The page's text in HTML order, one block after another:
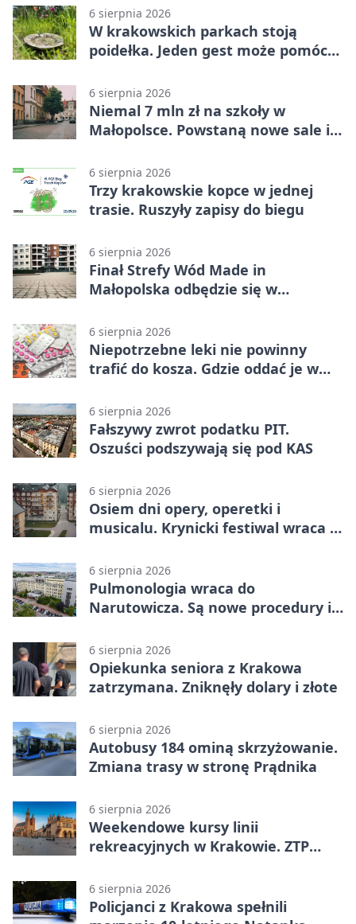
6 sierpnia 2026
W krakowskich parkach stoją
poidełka. Jeden gest może pomóc
6 sierpnia 2026
Niemal 7 mln zł na szkoły w
Małopolsce. Powstaną nowe sale i
6 sierpnia 2026
Trzy krakowskie kopce w jednej
trasie. Ruszyły zapisy do biegu
6 sierpnia 2026
Finał Strefy Wód Made in
Małopolska odbędzie się w
6 sierpnia 2026
Niepotrzebne leki nie powinny
trafić do kosza. Gdzie oddać je w
6 sierpnia 2026
Fałszywy zwrot podatku PIT.
Oszuści podszywają się pod KAS
6 sierpnia 2026
Osiem dni opery, operetki i
musicalu. Krynicki festiwal wraca z
6 sierpnia 2026
Pulmonologia wraca do
Narutowicza. Są nowe procedury i
6 sierpnia 2026
Opiekunka seniora z Krakowa
zatrzymana. Zniknęły dolary i złote
6 sierpnia 2026
Autobusy 184 ominą skrzyżowanie.
Zmiana trasy w stronę Prądnika
6 sierpnia 2026
Weekendowe kursy linii
rekreacyjnych w Krakowie. ZTP
6 sierpnia 2026
Policjanci z Krakowa spełnili